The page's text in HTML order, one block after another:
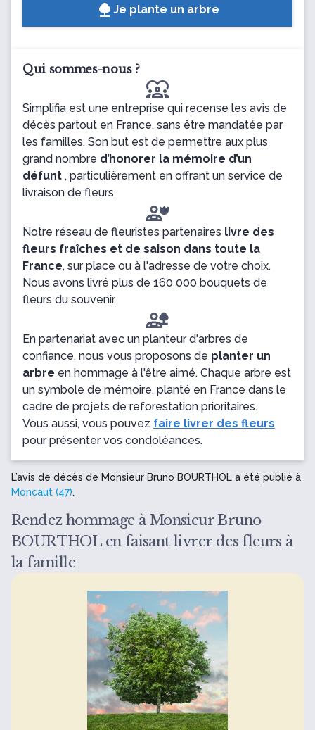
Je plante un arbre
Qui sommes-nous ?
diversity_1
Simplifia est une entreprise qui recense les avis de
décès partout en France, sans être mandatée par
les familles. Son but est de permettre aux plus
grand nombre d’honorer la mémoire d’un
défunt , particulièrement en offrant un service de
livraison de fleurs.
Notre réseau de fleuristes partenaires livre des
fleurs fraîches et de saison dans toute la
France, sur place ou à l'adresse de votre choix.
Nous avons livré plus de 160 000 bouquets de
fleurs du souvenir.
En partenariat avec un planteur d'arbres de
confiance, nous vous proposons de planter un
arbre en hommage à l'être aimé. Chaque arbre est
un symbole de mémoire, planté en France dans le
cadre de projets de reforestation prioritaires.
Vous aussi, vous pouvez faire livrer des fleurs
pour présenter vos condoléances.
L’avis de décès de Monsieur Bruno BOURTHOL a été publié à
Moncaut (47).
Rendez hommage à Monsieur Bruno
BOURTHOL en faisant livrer des fleurs à
la famille